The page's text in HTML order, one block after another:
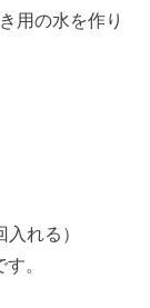
用の水を作り
れる）
す。